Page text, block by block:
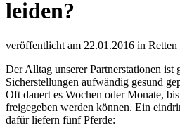
leiden?
veröffentlicht am 22.01.2016 in
Der Alltag unserer Partnerstationen ist
Sicherstellungen aufwändig gesund
Oft dauert es Wochen oder Monate,
freigegeben werden können. Ein
dafür liefern fünf Pferde: